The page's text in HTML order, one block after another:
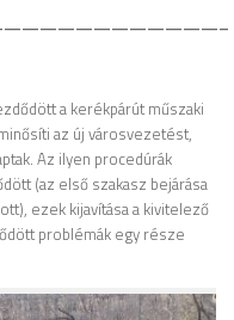
a kerékpárút műszaki
az új városvezetést,
Az ilyen procedúrák
(az első szakasz bejárása
ezek kijavítása a kivitelező
problémák egy része